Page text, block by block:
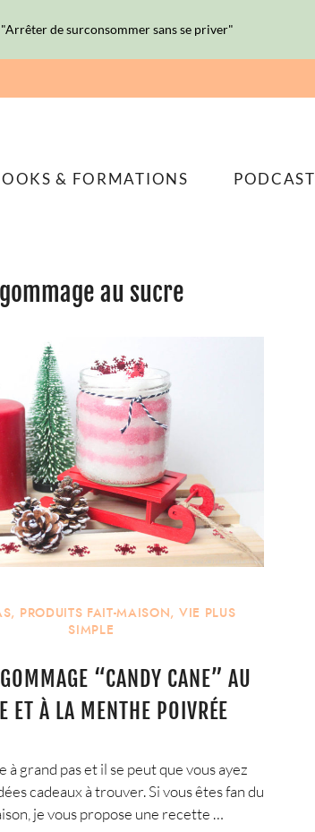
& FORMATIONS PODCAST
gommage au sucre
, PRODUITS FAIT-MAISON, VIE PLUS
SIMPLE
“CANDY CANE” AU
ET À LA MENTHE POIVRÉE
à grand pas et il se peut que vous ayez
cadeaux à trouver. Si vous êtes fan du
je vous propose une recette …
de surconsommer sans se priver"